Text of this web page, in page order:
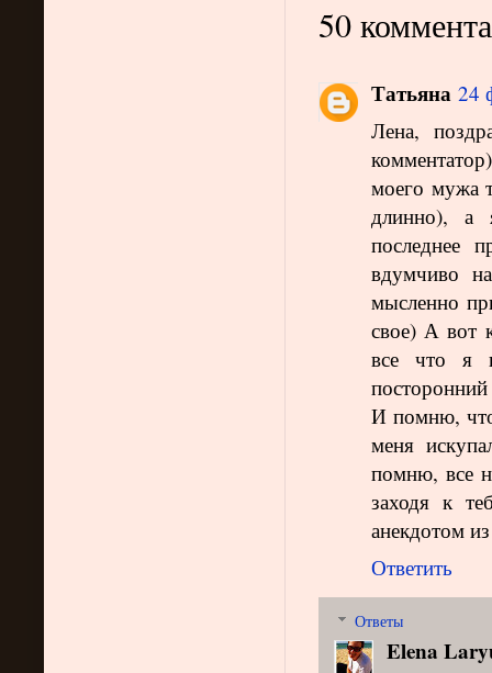
50
Татьяна 24
Лена,
моего мужа
длинно), а
последнее
вдумчиво
мысленно
свое) А вот
все что я
И помню, что
меня
помню, все
заходя к
анекдотом
Ответить
Ответы
Elena